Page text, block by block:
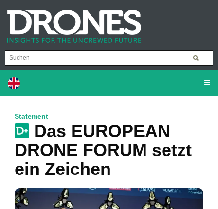
Statement
Das EUROPEAN
DRONE FORUM setzt
ein Zeichen